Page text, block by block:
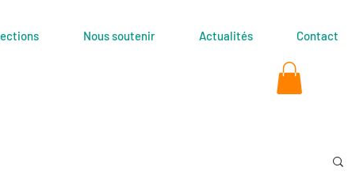
Nous soutenir Actualités Contact